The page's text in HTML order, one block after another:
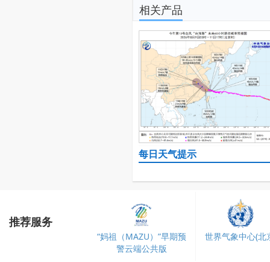
相关产品
每日天气提示
推荐服务
“妈祖（MAZU）”早期预
警云端公共版
世界气象中心(北